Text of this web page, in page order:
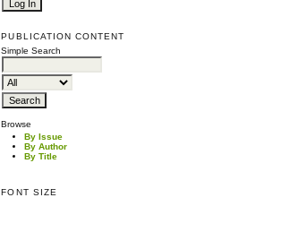
PUBLICATION CONTENT
Simple Search
Browse
By Issue
By Author
By Title
FONT SIZE